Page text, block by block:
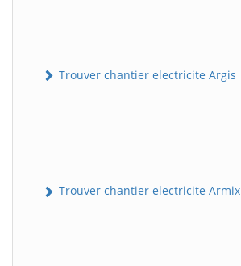
Trouver chantier electricite Argis
Trouver chantier electricite Armix